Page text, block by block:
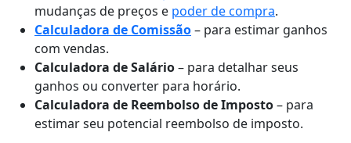
mudanças de preços e poder de compra.
Calculadora de Comissão– para estimar ganhos
com vendas.
Calculadora de Salário– para detalhar seus
ganhos ou converter para horário.
Calculadora de Reembolso de Imposto– para
estimar seu potencial reembolso de imposto.